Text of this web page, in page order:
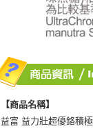
【商品名稱】
益富 益力壯超優鉻積